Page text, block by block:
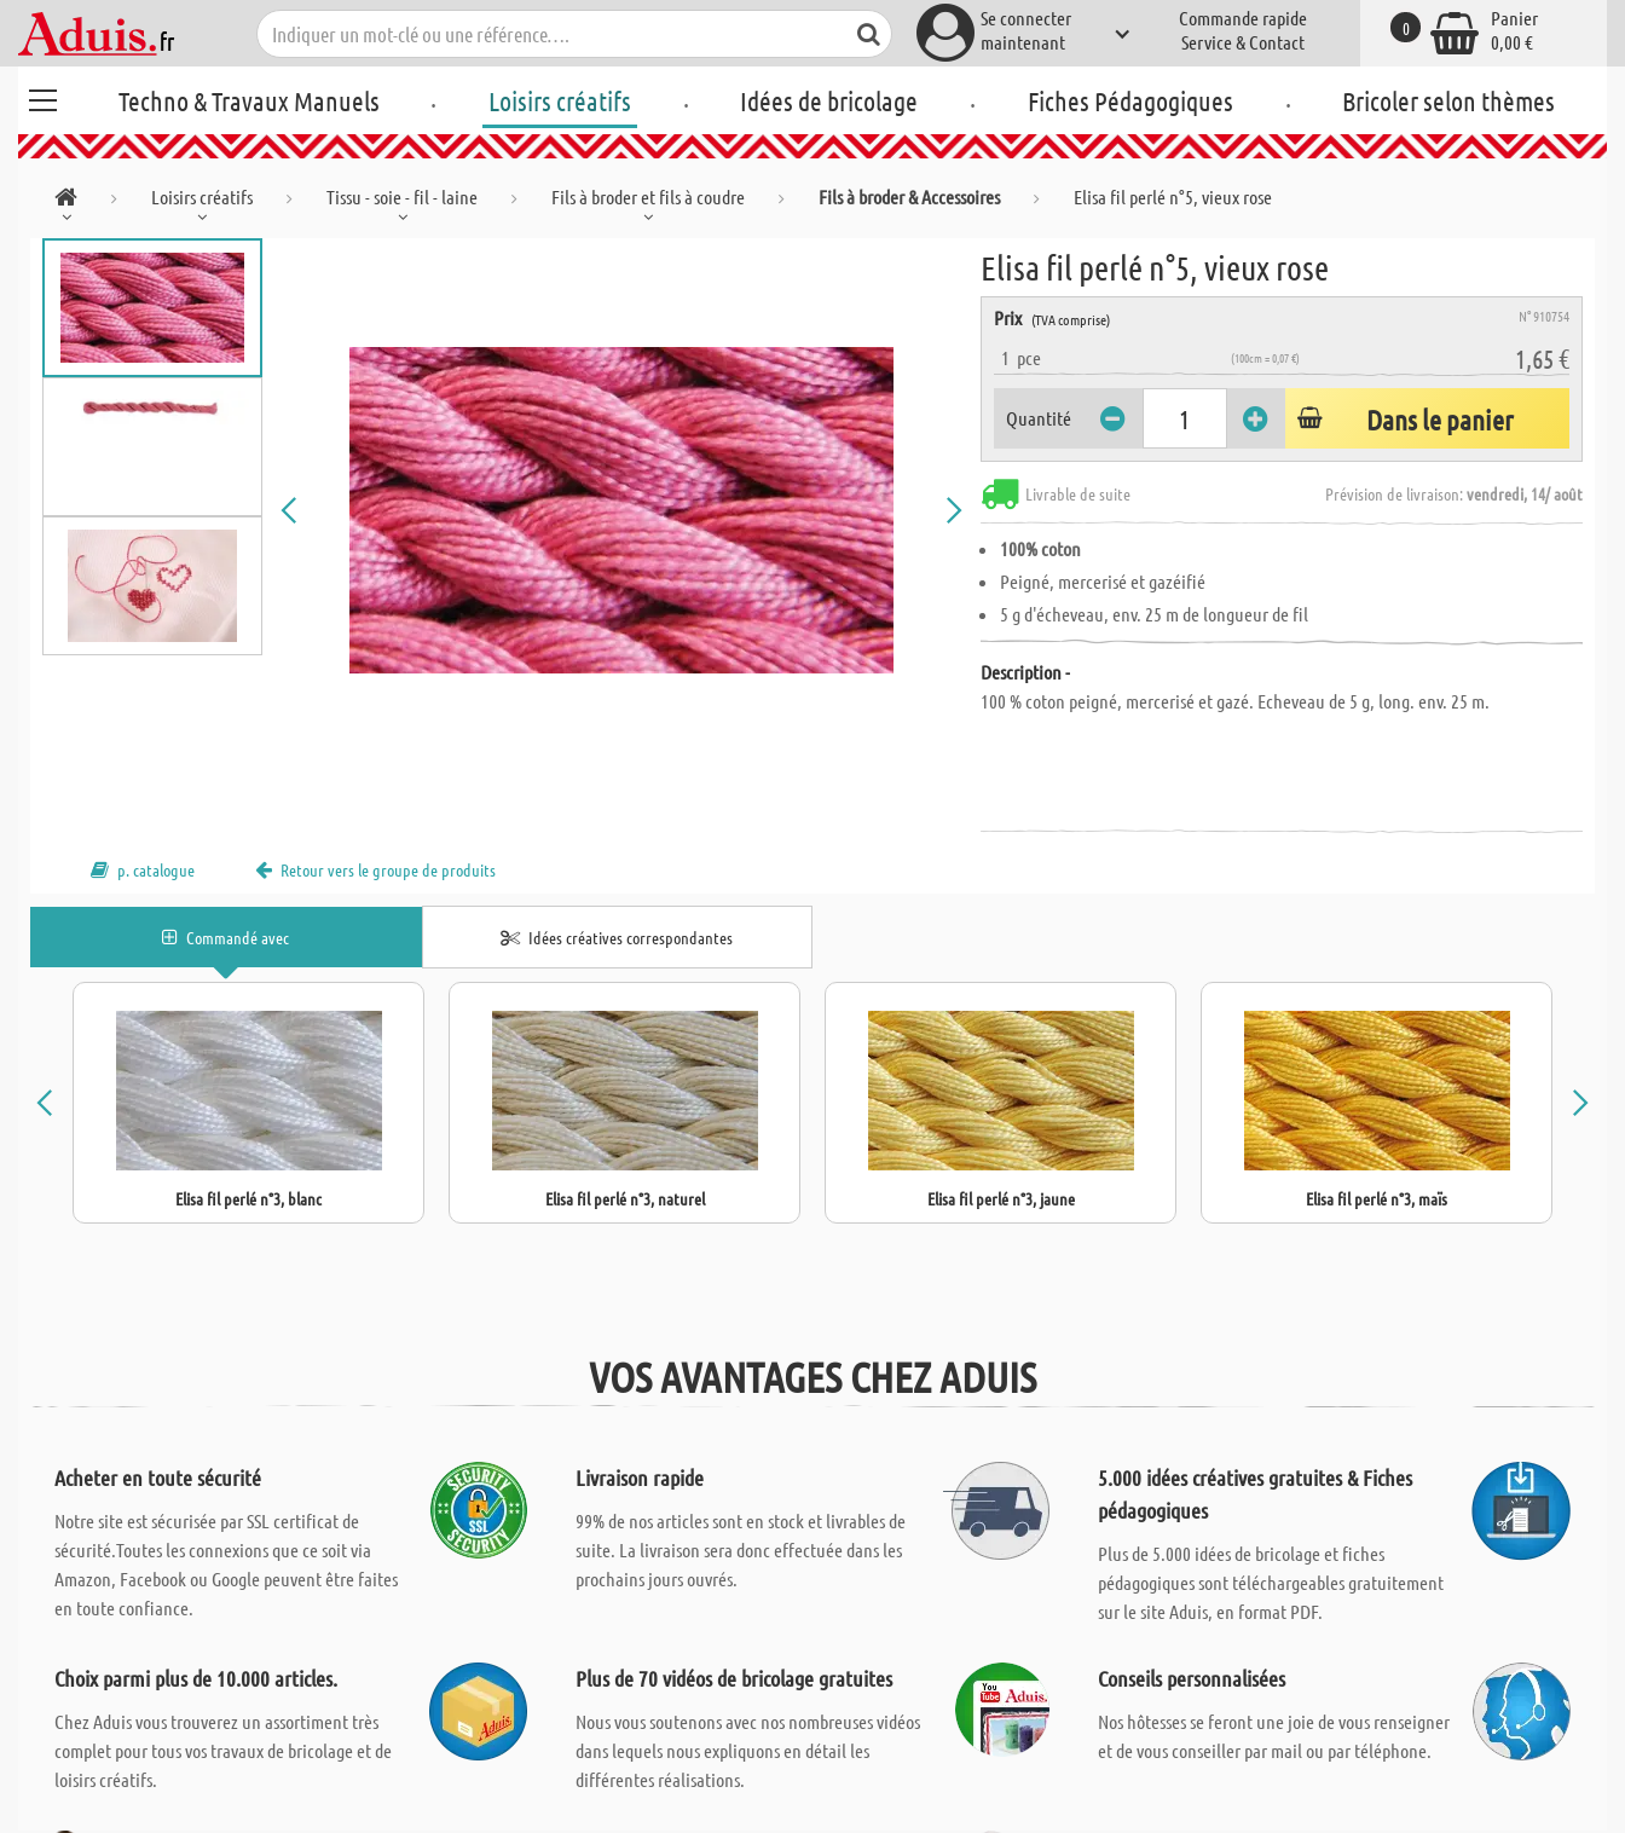
Se connecter
maintenant
Commande rapide
Service & Contact
Panier
0,00 €
0
Techno & Travaux Manuels . Loisirs créatifs . Idées de bricolage . Fiches Pédagogiques . Bricoler selon thèmes
Loisirs créatifs Tissu - soie - fil - laine Fils à broder et fils à coudre Fils à broder & Accessoires Elisa fil perlé n°5, vieux rose
Elisa fil perlé n°5, vieux rose
Prix (TVA comprise) N° 910754
1 pce (100cm = 0,07 €) 1,65 €
Quantité Dans le panier
Livrable de suite Prévision de livraison:vendredi, 14/ août
100% coton
Peigné, mercerisé et gazéifié
5 g d'écheveau, env. 25 m de longueur de fil
Description -
100 % coton peigné, mercerisé et gazé. Echeveau de 5 g, long. env. 25 m.
p. catalogue Retour vers le groupe de produits
Commandé avec Idées créatives correspondantes
Elisa fil perlé n°3, blanc Elisa fil perlé n°3, naturel Elisa fil perlé n°3, jaune Elisa fil perlé n°3, maïs
VOS AVANTAGES CHEZ ADUIS
Acheter en toute sécurité
Notre site est sécurisée par SSL certificat de
sécurité.Toutes les connexions que ce soit via
Amazon, Facebook ou Google peuvent être faites
en toute confiance.
Livraison rapide
99% de nos articles sont en stock et livrables de
suite. La livraison sera donc effectuée dans les
prochains jours ouvrés.
5.000 idées créatives gratuites & Fiches
pédagogiques
Plus de 5.000 idées de bricolage et fiches
pédagogiques sont téléchargeables gratuitement
sur le site Aduis, en format PDF.
Choix parmi plus de 10.000 articles.
Chez Aduis vous trouverez un assortiment très
complet pour tous vos travaux de bricolage et de
loisirs créatifs.
Plus de 70 vidéos de bricolage gratuites
Nous vous soutenons avec nos nombreuses vidéos
dans lequels nous expliquons en détail les
différentes réalisations.
Conseils personnalisées
Nos hôtesses se feront une joie de vous renseigner
et de vous conseiller par mail ou par téléphone.